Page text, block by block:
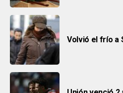
Volvió el frío a